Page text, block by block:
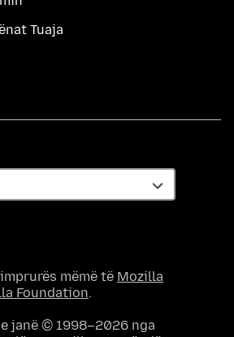
Tuaja
mëmë të Mozilla
Foundation.
janë © 1998–2026 nga